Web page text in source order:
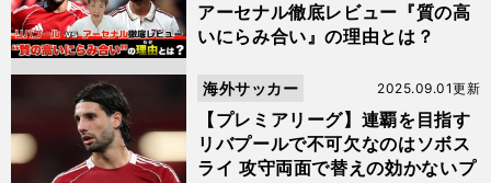
アーセナル徹底レビュー『質の高
いにらみ合い』の理由とは？
【プレミアリーグ】連覇を目指す
リバプールで不可欠なのはソボス
ライ 攻守両面で替えの効かないプ
2025.09.01更新
海外サッカー